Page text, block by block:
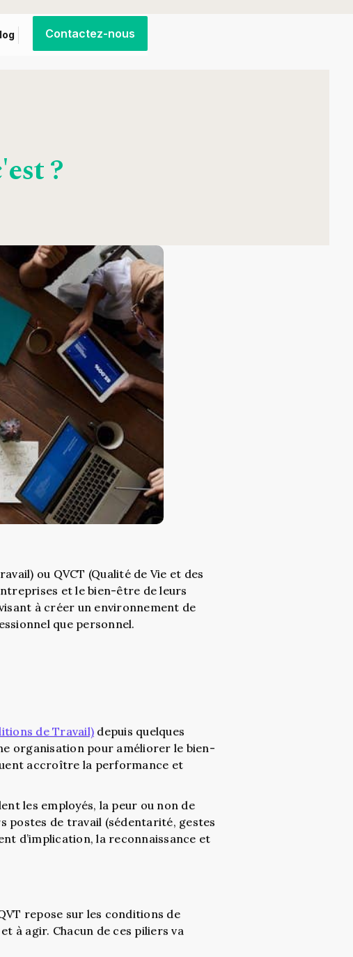
Contactez-nous
?
ou QVCT (Qualité de Vie et des
et le bien-être de leurs
à créer un environnement de
que personnel.
de Travail) depuis quelques
organisation pour améliorer le bien-
accroître la performance et
les employés, la peur ou non de
postes de travail (sédentarité, gestes
d’implication, la reconnaissance et
repose sur les conditions de
à agir. Chacun de ces piliers va